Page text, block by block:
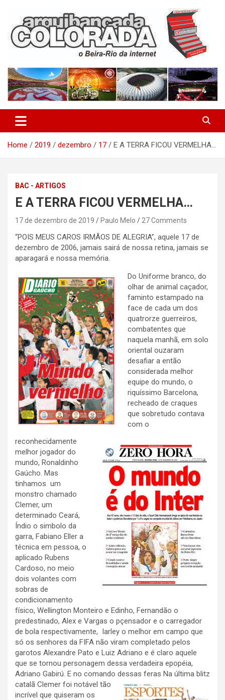
content
Arquibancada Colorada
Home 2019 dezembro 17 E A TERRA FICOU VERMELHA…
BAC - ARTIGOS
E A TERRA FICOU VERMELHA…
17 de dezembro de 2019 Paulo Melo 27 Comments
“POIS MEUS CAROS IRMÃOS DE ALEGRIA”, aquele 17 de
dezembro de 2006, jamais sairá de nossa retina, jamais se
aparagará e nossa memória.
Do Uniforme branco, do
olhar de animal caçador,
faminto estampado na
face de cada um dos
quatrorze guerreiros,
combatentes que
naquela manhã, em solo
oriental ouzaram
desafiar a então
considerada melhor
equipe do mundo, o
riquíssimo Barcelona,
recheado de craques
que sobretudo contava
com o
reconhecidamente
melhor jogador do
mundo, Ronaldinho
Gaúcho. Mas
tinhamos um
monstro chamado
Clemer, um
determinado Ceará,
Índio o simbolo da
garra, Fabiano Eller a
técnica em pessoa, o
aplicado Rubens
Cardoso, no meio
dois volantes com
sobras de
condicionamento
físico, Wellington Monteiro e Edinho, Fernandão o
predestinado, Alex e Vargas o pçensador e o carregador
de bola respectivamente, Iarley o melhor em campo que
só os senhores da FIFA não viram completado pelos
garotos Alexandre Pato e Luiz Adriano e é claro aquele
que se tornou personagem dessa verdadeira epopéia,
Adriano Gabirú. E no comando dessas feras Na última blitz
catalã Clemer foi notável tão
incrível que quiseram os